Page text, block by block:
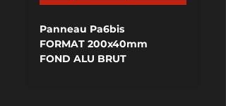
Panneau Pa6bis
FORMAT 200x40mm
FOND ALU BRUT